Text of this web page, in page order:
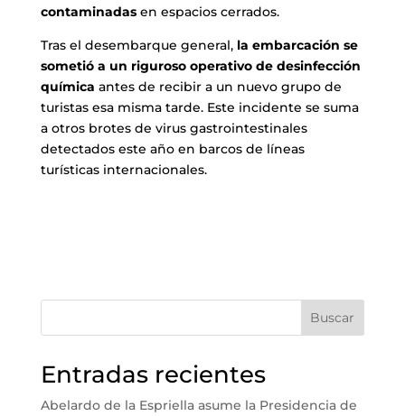
contaminadasen espacios cerrados.
Tras el desembarque general, la embarcación se
sometió a un riguroso operativo de desinfección
química antes de recibir a un nuevo grupo de
turistas esa misma tarde. Este incidente se suma
a otros brotes de virus gastrointestinales
detectados este año en barcos de líneas
turísticas internacionales.
Buscar
Entradas recientes
Abelardo de la Espriella asume la Presidencia de